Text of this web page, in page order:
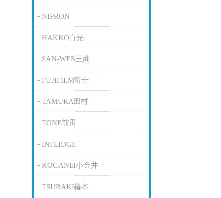
NIPRON
HAKKO白光
SAN-WEB三商
FUJIFILM富士
TAMURA田村
TONE前田
INFLIDGE
KOGANEI小金井
TSUBAKI椿本